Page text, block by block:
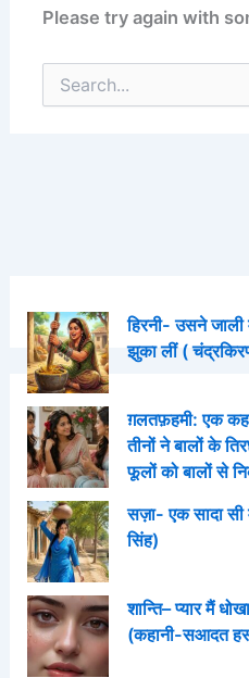
Please try again with
Search
for:
हिरनी- उसने
झुका लीं (
ग़लतफ़हमी: एक
तीनों ने बालों के
फूलों को बालों से
सज़ा- एक सादा सी
सिंह)
शान्ति– प्यार मैं
(कहानी-सआदत